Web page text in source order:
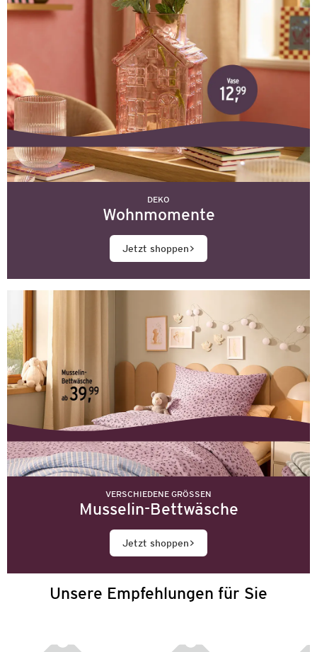
DEKO
Wohnmomente
Jetzt shoppen
VERSCHIEDENE GRÖSSEN
Musselin-Bettwäsche
Jetzt shoppen
Unsere Empfehlungen für Sie